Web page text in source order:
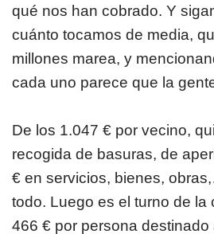
qué nos han cobrado. Y
cuánto tocamos de media,
millones marea, y
cada uno parece que la
De los 1.047 € por vecino,
recogida de basuras, de
€ en servicios, bienes,
todo. Luego es el turno de la
466 € por persona destinado